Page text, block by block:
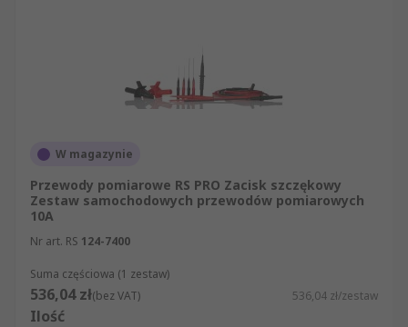
W magazynie
Przewody pomiarowe RS PRO Zacisk szczękowy
Zestaw samochodowych przewodów pomiarowych
10A
Nr art. RS 124-7400
Suma częściowa (1 zestaw)
536,04 zł(bez VAT) 536,04 zł/zestaw
Ilość